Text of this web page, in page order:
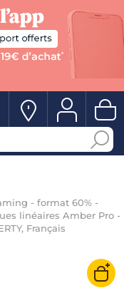
- format 60% -
linéaires Amber Pro -
Français